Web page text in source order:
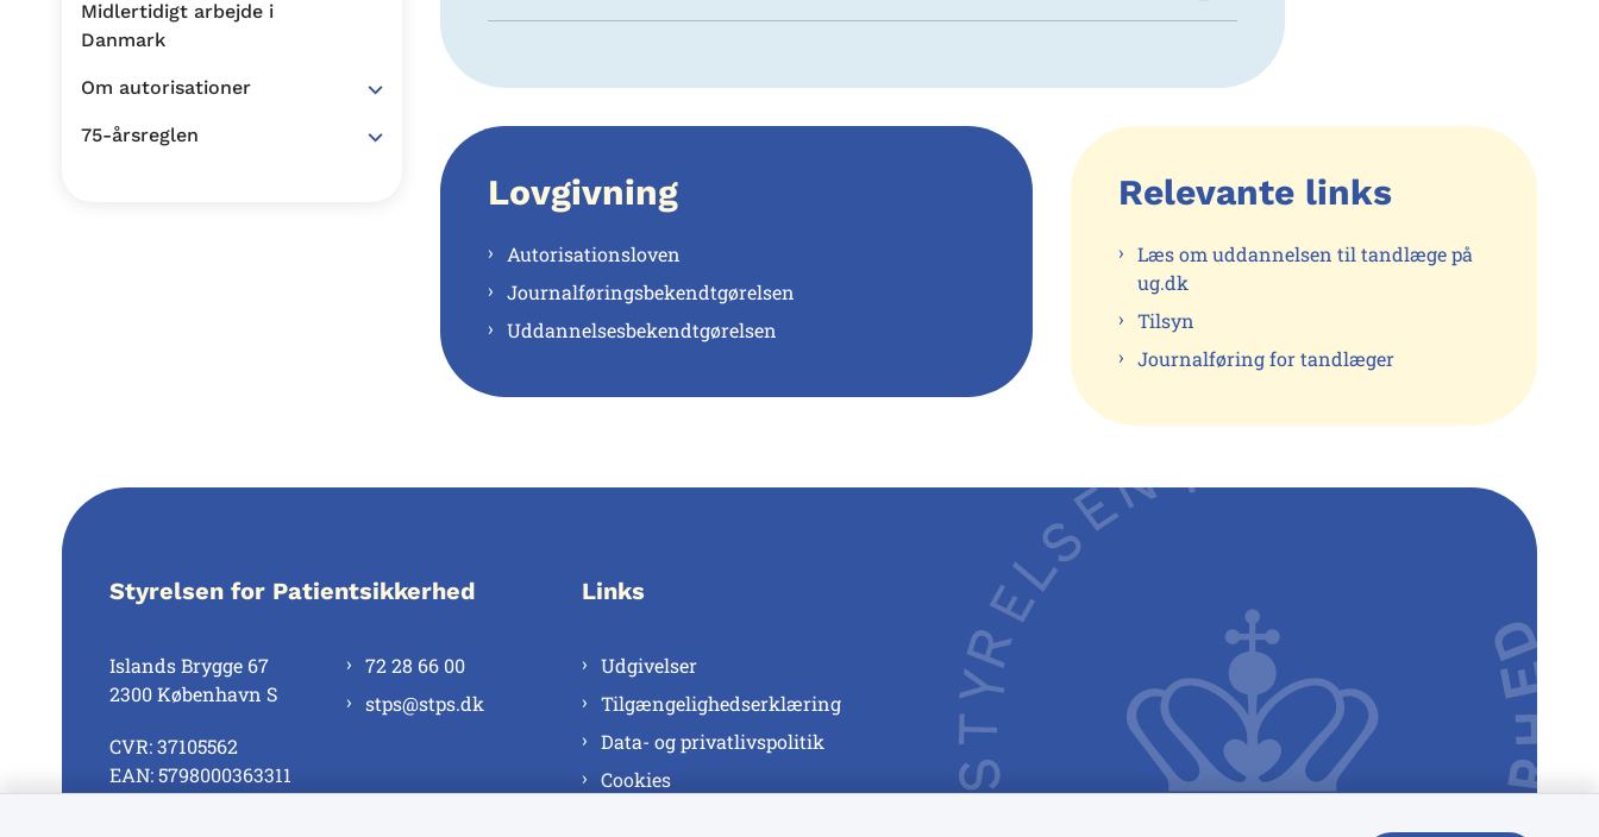
Midlertidigt arbejde i
Danmark
Om autorisationer
75-årsreglen
Lovgivning
Autorisationsloven
Journalføringsbekendtgørelsen
Uddannelsesbekendtgørelsen
Relevante links
Læs om uddannelsen til tandlæge på
ug.dk
Tilsyn
Journalføring for tandlæger
Styrelsen for Patientsikkerhed
Islands Brygge 67
2300 København S
CVR: 37105562
EAN: 5798000363311
72 28 66 00
stps@stps.dk
Links
Udgivelser
Tilgængelighedserklæring
Data- og privatlivspolitik
Cookies